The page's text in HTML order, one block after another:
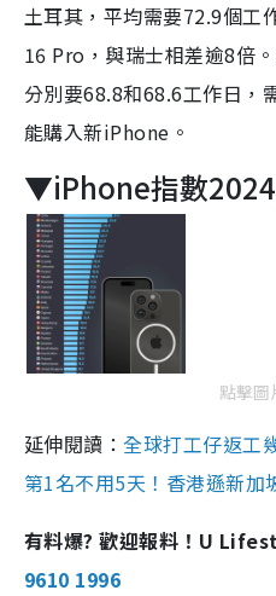
土耳其，平均需要72.9個工
16 Pro，與瑞士相差逾8倍
分別要68.8和68.6工作日，
能購入新iPhone。
▼iPhone指數
點擊圖
延伸閱讀：全球打工仔返工
第1名不用5天！香港遜新加
有料爆? 歡迎報料！U
9610 1996